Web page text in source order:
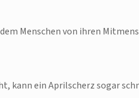
Menschen von ihren
kann ein Aprilscherz sogar